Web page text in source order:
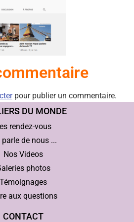
pour publier un commentaire.
DU MONDE
rendez-vous
parle de nous ...
Nos Videos
photos
Témoignages
aux questions
CONTACT